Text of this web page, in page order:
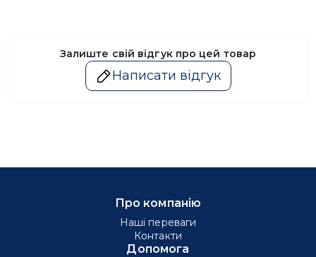
Залиште свій відгук про цей товар
Написати відгук
Про компанію
Наші переваги
Контакти
Допомога